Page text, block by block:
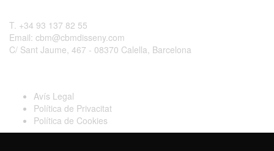
T. +34 93 137 82 55
Email: cbm@cbmdisseny.com
C/ Sant Jaume, 467 - 08370 Calella, Barcelona
Avís Legal
Política de Privacitat
Política de Cookies